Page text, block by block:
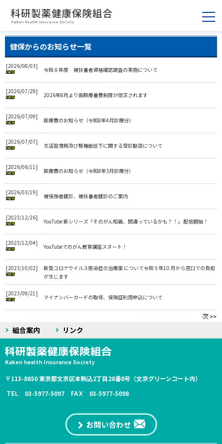
健保からのお知らせ一覧
[2026/08/03]
令和８年度 被扶養者資格確認調査の実施について
[2026/07/29]
2026年8月より高額療養費制度が改正されます
[2026/07/09]
医療費のお知らせ（令和8年4月診療分）
[2026/07/07]
生活習慣病及び腎機能低下に関する受診勧奨について
[2026/06/11]
医療費のお知らせ（令和8年3月診療分）
[2026/03/19]
被保険者健診、被扶養者健診のご案内
[2023/12/26]
YouTube 新シリーズ「そのがん知識、間違っているかも？！」 配信開始！
[2023/12/04]
YouTubeでのがん教育講座スタート！
[2023/10/02]
新型コロナウイルス感染症の治療薬 について令和５年10 月から窓口での負担
が生じます
[2023/09/21]
マイナンバーカードの取得、保険証利用申込について
次>>
組合案内 リンク
Kaken health Insurance Society
〒113-8650 東京都文京区本駒込2丁目28番8号（文京グリーンコート内）
03-5977-5097
03-5977-5098
お問い合わせ